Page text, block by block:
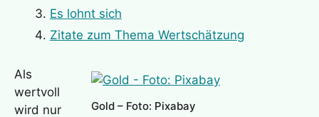
Es lohnt sich
Zitate zum Thema Wertschätzung
Gold – Foto: Pixabay
Als
wertvoll
wird nur